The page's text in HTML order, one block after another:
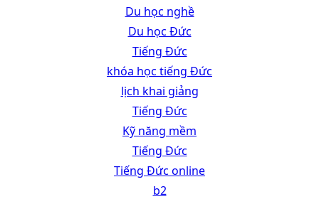
Du học nghề
Du học Đức
Tiếng Đức
khóa học tiếng Đức
lịch khai giảng
Tiếng Đức
Kỹ năng mềm
Tiếng Đức
Tiếng Đức online
b2